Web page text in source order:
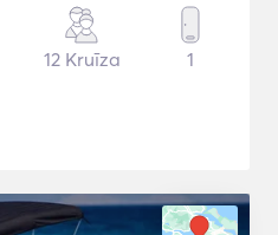
12 Kruīza 1